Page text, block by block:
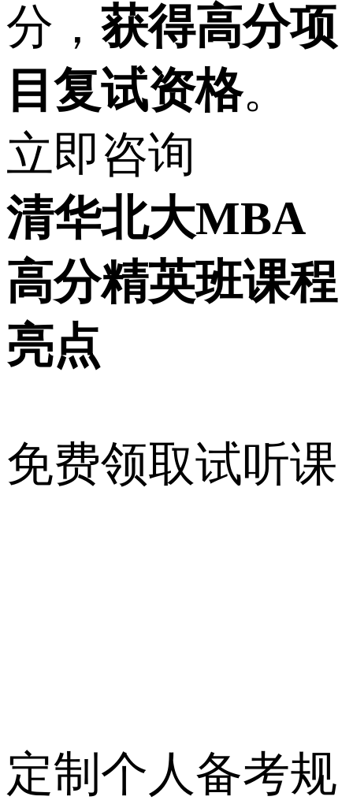
分， 获得高分项
目复试资格。
立即咨询
清华北大MBA
高分精英班课程
亮点
免费领取试听课
定制个人备考规